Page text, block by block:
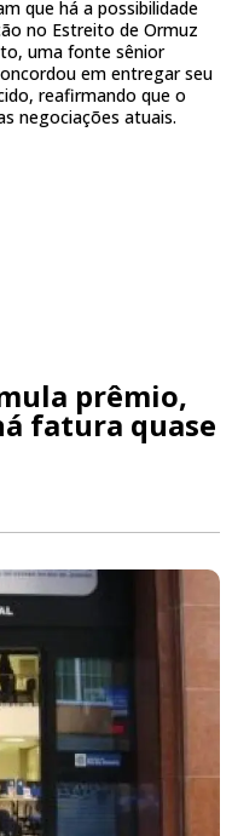
que há a possibilidade
no Estreito de Ormuz
uma fonte sênior
em entregar seu
reafirmando que o
negociações atuais.
prêmio,
fatura quase